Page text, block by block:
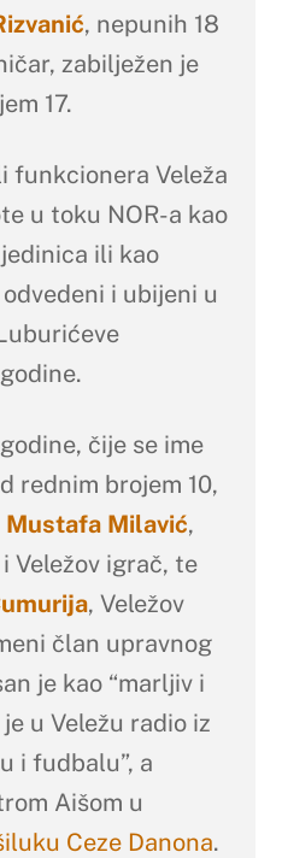
, nepunih 18
zabilježen je
17.
funkcionera Veleža
u toku NOR-a kao
ili kao
i ubijeni u
čije se ime
rednim brojem 10,
Mustafa Milavić,
Veležov igrač, te
, Veležov
član upravnog
je kao “marljiv i
u Veležu radio iz
i fudbalu”, a
Aišom u
Ceze Danona.